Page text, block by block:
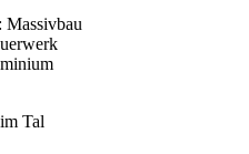
Massivbau
Tal